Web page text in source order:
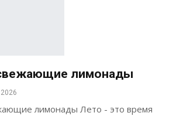
лимонады
лимонады Лето - это время